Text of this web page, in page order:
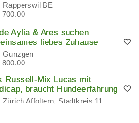
Rapperswil BE
700.00
Aylia & Ares suchen
liebes Zuhause
Gunzgen
800.00
Russell-Mix Lucas mit
braucht Hundeerfahrung
Zürich Affoltern, Stadtkreis 11